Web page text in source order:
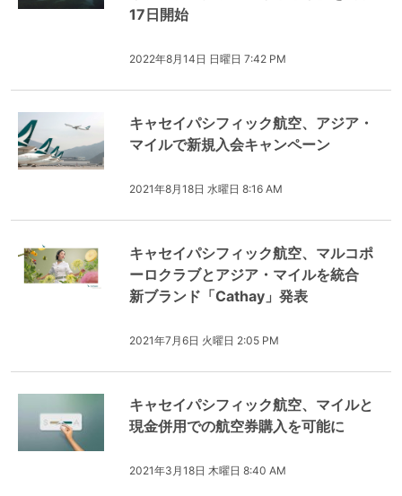
17日開始
2022年8月14日 日曜日 7:42 PM
キャセイパシフィック航空、アジア・
マイルで新規入会キャンペーン
2021年8月18日 水曜日 8:16 AM
キャセイパシフィック航空、マルコポ
ーロクラブとアジア・マイルを統合
新ブランド「Cathay」発表
2021年7月6日 火曜日 2:05 PM
キャセイパシフィック航空、マイルと
現金併用での航空券購入を可能に
2021年3月18日 木曜日 8:40 AM